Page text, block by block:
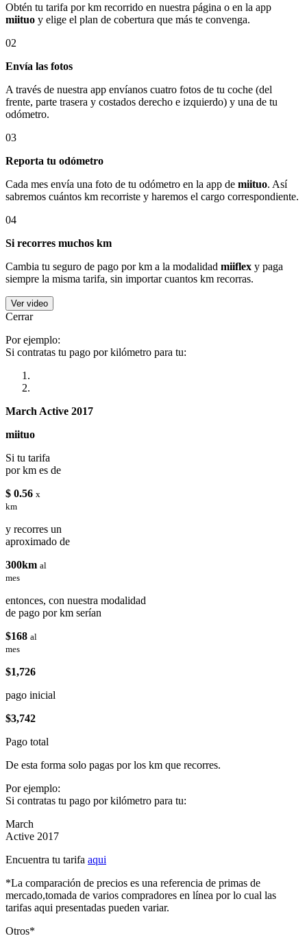
Obtén tu tarifa por km recorrido en nuestra página o en la app
miituo y elige el plan de cobertura que más te convenga.
02
Envía las fotos
A través de nuestra app envíanos cuatro fotos de tu coche (del
frente, parte trasera y costados derecho e izquierdo) y una de tu
odómetro.
03
Reporta tu odómetro
Cada mes envía una foto de tu odómetro en la app de miituo. Así
sabremos cuántos km recorriste y haremos el cargo correspondiente.
04
Si recorres muchos km
Cambia tu seguro de pago por km a la modalidad miiflex y paga
siempre la misma tarifa, sin importar cuantos km recorras.
Ver video
Cerrar
Por ejemplo:
Si contratas tu pago por kilómetro para tu:
March Active 2017
miituo
Si tu tarifa
por km es de
$ 0.56 x
km
y recorres un
aproximado de
300km al
mes
entonces, con nuestra modalidad
de pago por km serían
$168 al
mes
$1,726
pago inicial
$3,742
Pago total
De esta forma solo pagas por los km que recorres.
Por ejemplo:
Si contratas tu pago por kilómetro para tu:
March
Active 2017
Encuentra tu tarifa aqui
*La comparación de precios es una referencia de primas de
mercado,tomada de varios compradores en línea por lo cual las
tarifas aqui presentadas pueden variar.
Otros*